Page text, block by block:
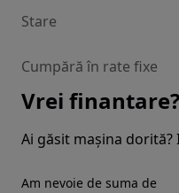
Stare
Cumpără în rate fixe
Vrei finantare?
Ai găsit mașina dorită?
Am nevoie de suma de